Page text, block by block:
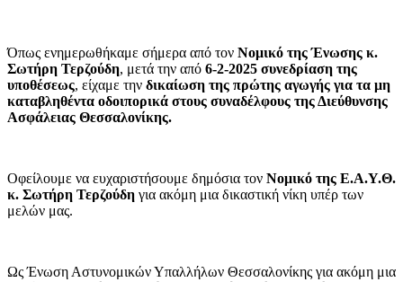
Όπως ενημερωθήκαμε σήμερα από τον Νομικό της Ένωσης κ.
Σωτήρη Τερζούδη, μετά την από 6-2-2025 συνεδρίαση της
υποθέσεως, είχαμε την δικαίωση της πρώτης αγωγής για τα μη
καταβληθέντα οδοιπορικά στους συναδέλφους της Διεύθυνσης
Ασφάλειας Θεσσαλονίκης.
Οφείλουμε να ευχαριστήσουμε δημόσια τον Νομικό της Ε.Α.Υ.Θ.
κ. Σωτήρη Τερζούδη για ακόμη μια δικαστική νίκη υπέρ των
μελών μας.
Ως Ένωση Αστυνομικών Υπαλλήλων Θεσσαλονίκης για ακόμη μια